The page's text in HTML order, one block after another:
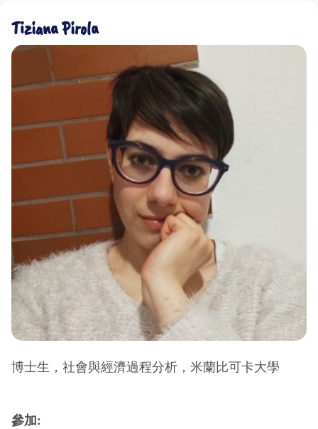
我們的網絡
我們的社區
Tiziana Pirola
博士生，社會與經濟過程分析，米蘭比可卡大學
參加: